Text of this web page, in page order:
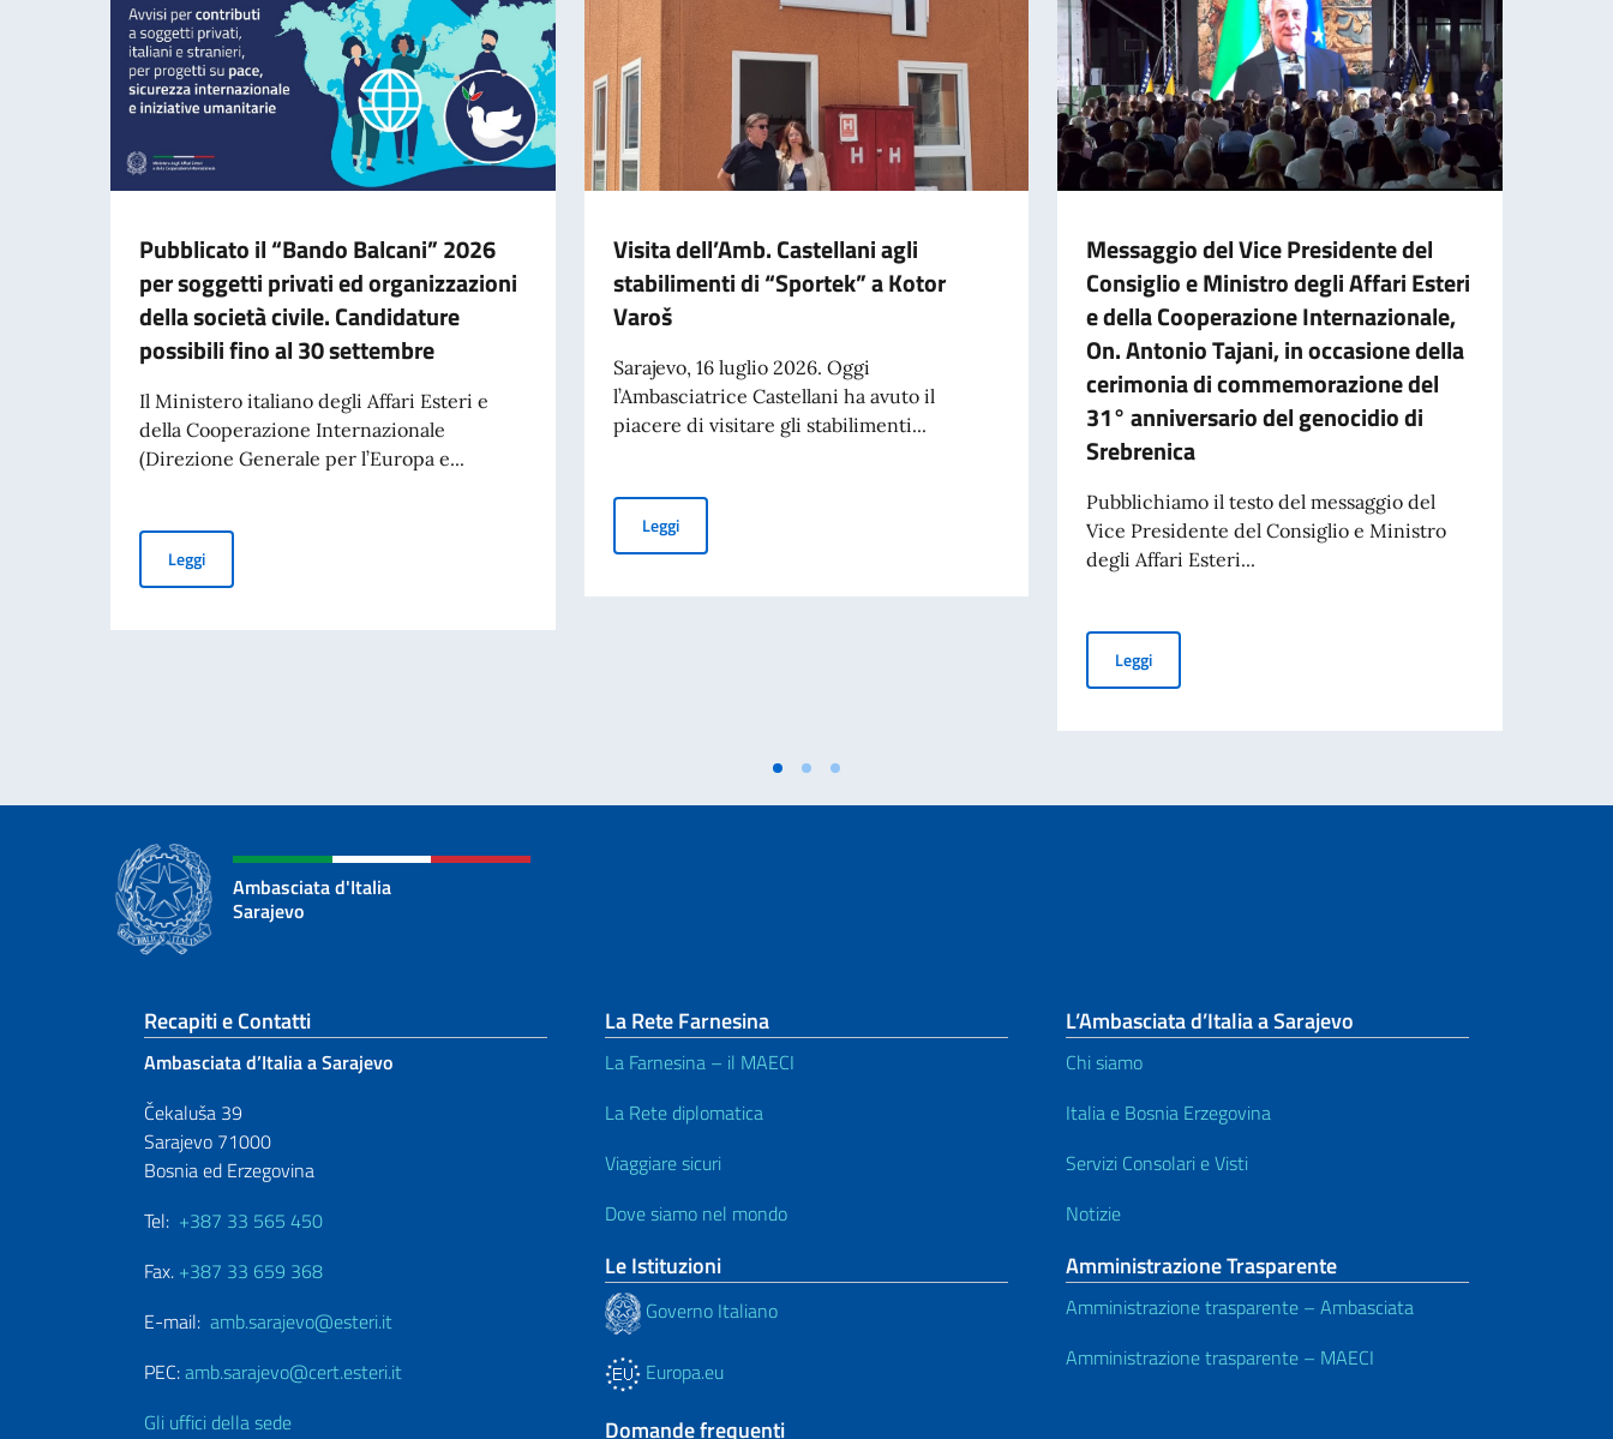
Pubblicato il “Bando Balcani” 2026
per soggetti privati ed organizzazioni
della società civile. Candidature
possibili fino al 30 settembre
Il Ministero italiano degli Affari Esteri e
della Cooperazione Internazionale
(Direzione Generale per l’Europa e...
LeggiPubblicato il “Bando Balcani” 2026 per soggetti privati ed organizzazioni della società civile. Candidature possibili fino al 30 settembre
Visita dell’Amb. Castellani agli
stabilimenti di “Sportek” a Kotor
Varoš
Sarajevo, 16 luglio 2026. Oggi
l’Ambasciatrice Castellani ha avuto il
piacere di visitare gli stabilimenti...
LeggiVisita dell’Amb. Castellani agli stabilimenti di “Sportek” a Kotor Varoš
Messaggio del Vice Presidente del
Consiglio e Ministro degli Affari Esteri
e della Cooperazione Internazionale,
On. Antonio Tajani, in occasione della
cerimonia di commemorazione del
31° anniversario del genocidio di
Srebrenica
Pubblichiamo il testo del messaggio del
Vice Presidente del Consiglio e Ministro
degli Affari Esteri...
LeggiMessaggio del Vice Presidente del Consiglio e Ministro degli
Ambasciata d'Italia
Sarajevo
Sezione footer
Recapiti e Contatti
Ambasciata d’Italia a Sarajevo
Čekaluša 39
Sarajevo 71000
Bosnia ed Erzegovina
Tel: +387 33 565 450
Fax. +387 33 659 368
E-mail: amb.sarajevo@esteri.it
PEC:amb.sarajevo@cert.esteri.it
Gli uffici della sede
La Rete Farnesina
La Farnesina – il MAECI
La Rete diplomatica
Viaggiare sicuri
Dove siamo nel mondo
Le Istituzioni
Governo Italiano
Europa.eu
Domande frequenti
L’Ambasciata d’Italia a Sarajevo
Chi siamo
Italia e Bosnia Erzegovina
Servizi Consolari e Visti
Notizie
Amministrazione Trasparente
Amministrazione trasparente – Ambasciata
Amministrazione trasparente – MAECI